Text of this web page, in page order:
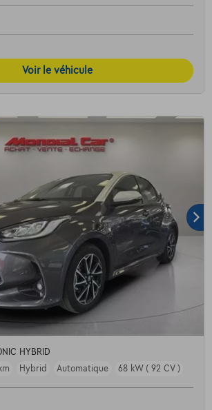
Voir le véhicule
HYBRID
Hybrid Automatique 68 kW ( 92 CV )